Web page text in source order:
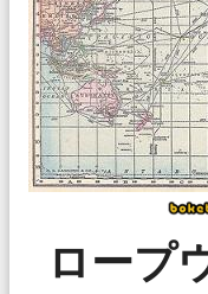
ロープ